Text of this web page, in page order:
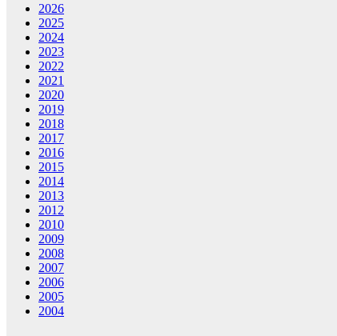
2026
2025
2024
2023
2022
2021
2020
2019
2018
2017
2016
2015
2014
2013
2012
2010
2009
2008
2007
2006
2005
2004